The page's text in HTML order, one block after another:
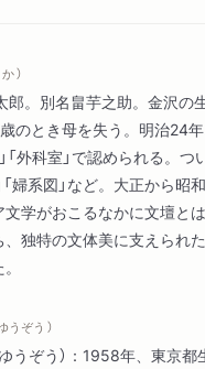
）
。別名畠芋之助。金沢の
のとき母を失う。明治24
「外科室」で認められる。つ
「婦系図」など。大正から昭
学がおこるなかに文壇と
独特の文体美に支えられ
うぞう ）
うぞう）：1958年、東京